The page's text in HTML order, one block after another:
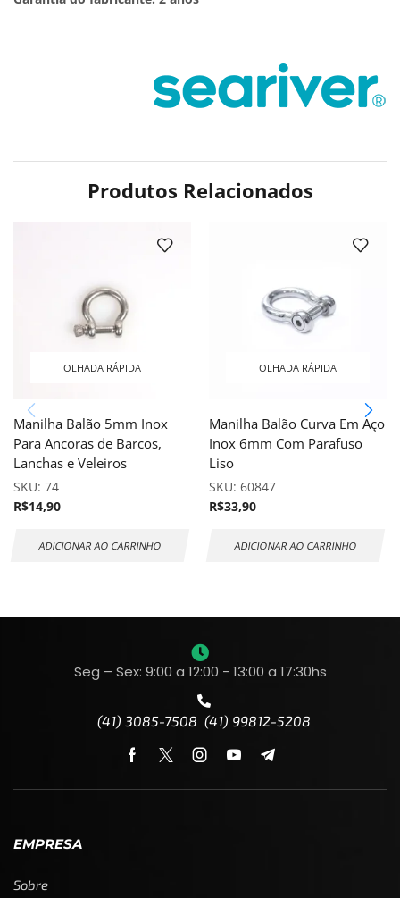
Produtos Relacionados
OLHADA RÁPIDA
Manilha Balão 5mm Inox
Para Ancoras de Barcos,
Lanchas e Veleiros
SKU: 74
R$14,90
ADICIONAR AO CARRINHO
OLHADA RÁPIDA
Manilha Balão Curva Em Aço
Inox 6mm Com Parafuso
Liso
SKU: 60847
R$33,90
ADICIONAR AO CARRINHO
Seg – Sex: 9:00 a 12:00 - 13:00 a 17:30hs
(41) 3085-7508 (41) 99812-5208
EMPRESA
Sobre